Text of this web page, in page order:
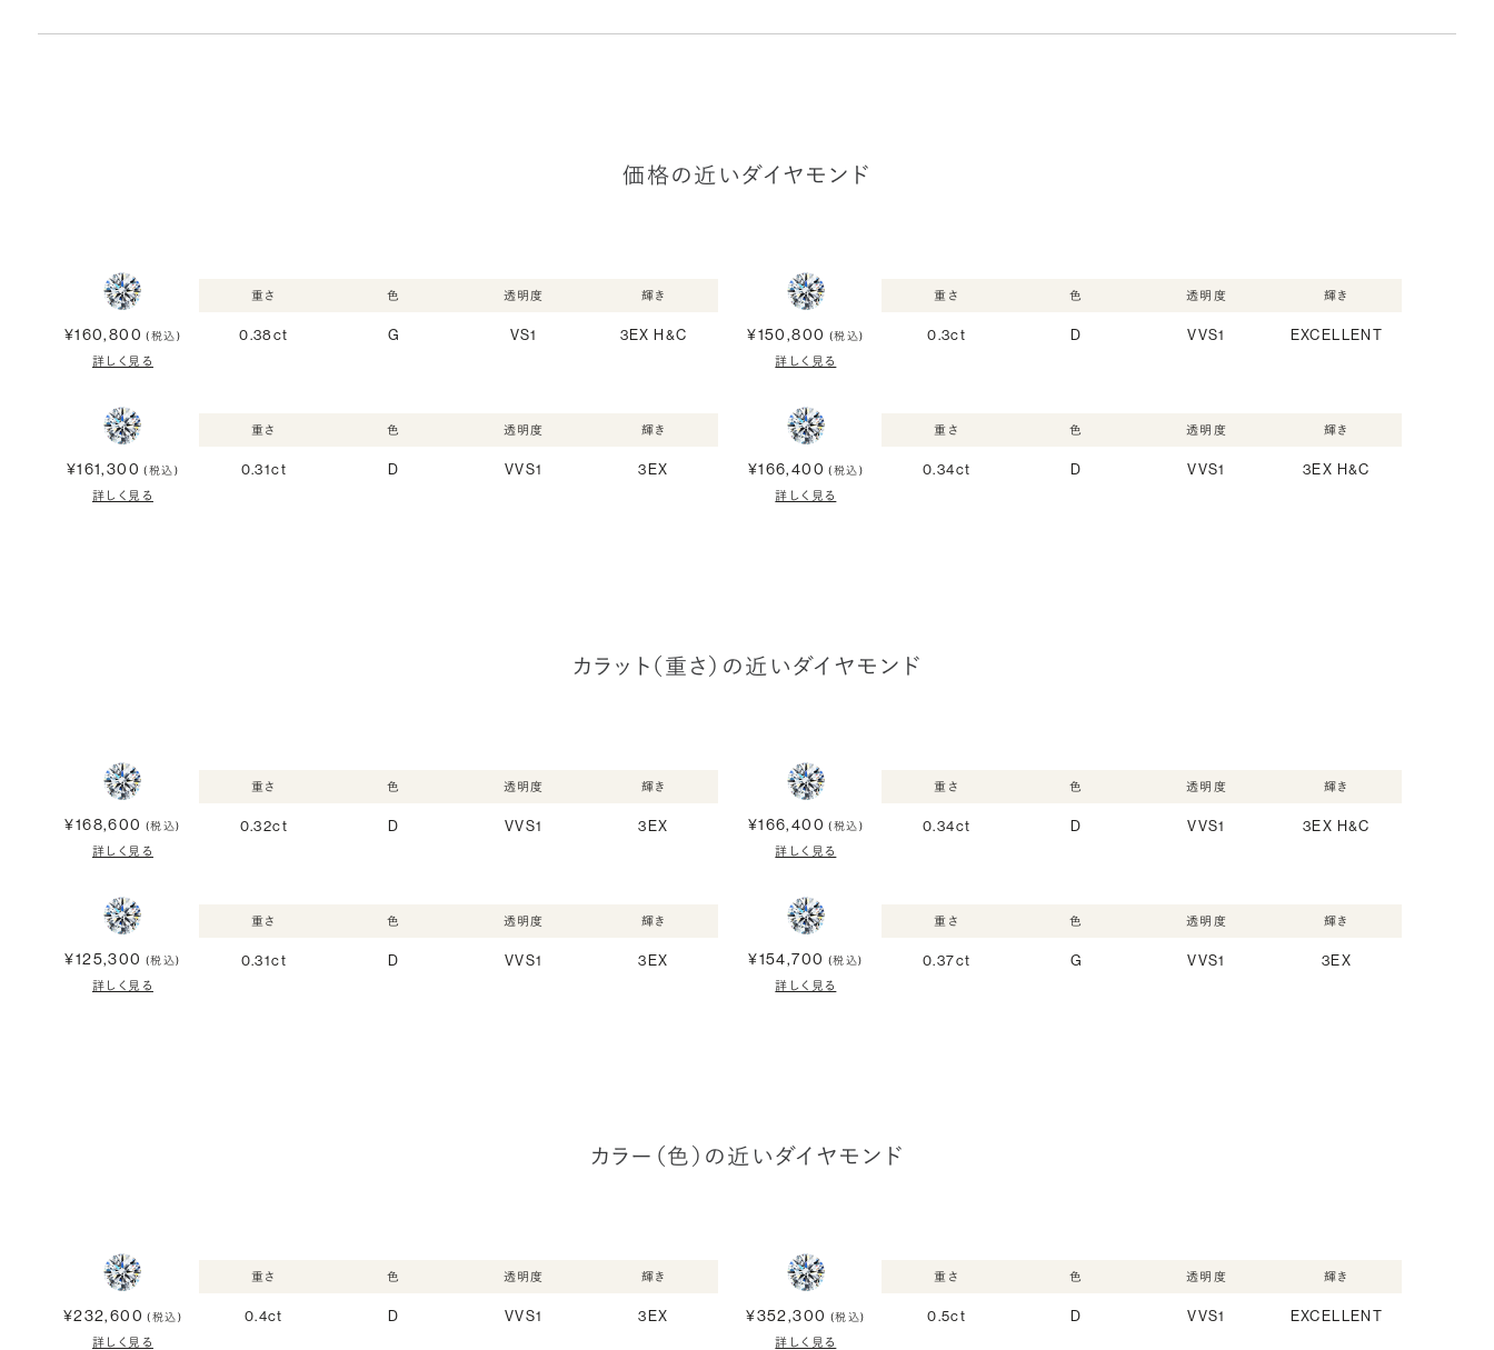
価格の近いダイヤモンド
¥160,800 (税込)
詳しく見る
重さ
0.38ct
色
G
透明度
VS1
輝き
3EX H&C ¥150,800 (税込)
詳しく見る
重さ
0.3ct
色
D
透明度
VVS1
輝き
EXCELLENT
¥161,300 (税込)
詳しく見る
重さ
0.31ct
色
D
透明度
VVS1
輝き
3EX ¥166,400 (税込)
詳しく見る
重さ
0.34ct
色
D
透明度
VVS1
輝き
3EX H&C
カラット（重さ）の近いダイヤモンド
¥168,600 (税込)
詳しく見る
重さ
0.32ct
色
D
透明度
VVS1
輝き
3EX ¥166,400 (税込)
詳しく見る
重さ
0.34ct
色
D
透明度
VVS1
輝き
3EX H&C
¥125,300 (税込)
詳しく見る
重さ
0.31ct
色
D
透明度
VVS1
輝き
3EX ¥154,700 (税込)
詳しく見る
重さ
0.37ct
色
G
透明度
VVS1
輝き
3EX
カラー（色）の近いダイヤモンド
¥232,600 (税込)
詳しく見る
重さ
0.4ct
色
D
透明度
VVS1
輝き
3EX ¥352,300 (税込)
詳しく見る
重さ
0.5ct
色
D
透明度
VVS1
輝き
EXCELLENT